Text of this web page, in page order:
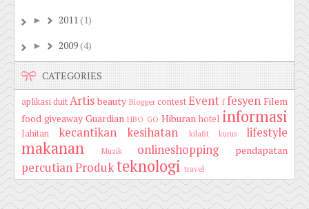
► 2011(1)
► 2009(4)
CATEGORIES
aplikasi duitArtis beauty Blogger contestEvent f fesyen Filem
food giveaway Guardian HBO GO Hiburan hotel informasi
Jahitan kecantikan kesihatan kilafit kurus lifestyle
makanan Muzik onlineshopping pendapatan
percutianProdukteknologi travel